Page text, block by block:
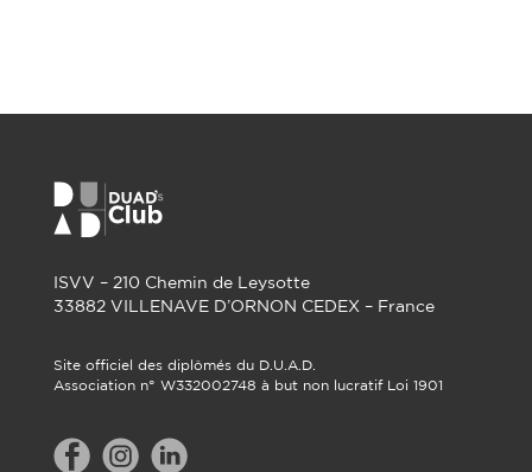
ISVV – 210 Chemin de Leysotte
33882 VILLENAVE D’ORNON CEDEX – France
Site officiel des diplômés du D.U.A.D.
Association n° W332002748 à but non lucratif Loi 1901